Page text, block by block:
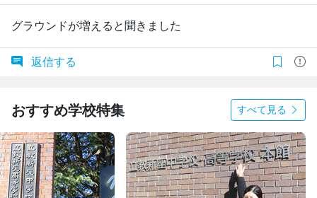
グラウンドが増えると聞きました
返信する
おすすめ学校特集 すべて見る